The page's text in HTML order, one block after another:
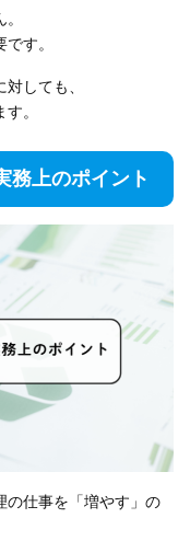
す。
しても、
。
務上のポイント
の仕事を「増やす」の